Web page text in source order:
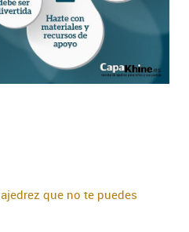
que no te puedes